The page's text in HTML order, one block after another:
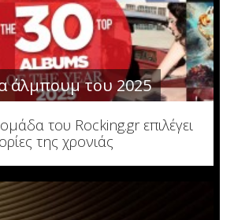
άλμπουμ του 2025
του Rocking.gr επιλέγει
της χρονιάς